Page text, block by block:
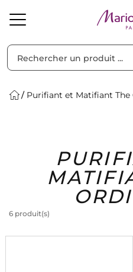
Solaire Homme
Purifiant et Matifiant The
6 produit(s)